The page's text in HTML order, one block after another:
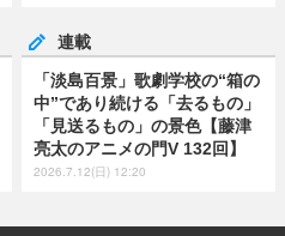
連載
「淡島百景」歌劇学校の“箱の
中”であり続ける「去るもの」
「見送るもの」の景色【藤津
亮太のアニメの門V 132回】
2026.7.12(日) 12:20